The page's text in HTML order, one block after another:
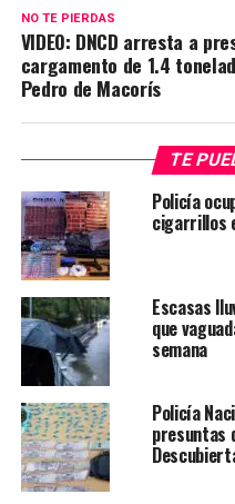
NO TE PIERDAS
VIDEO: DNCD arresta a
cargamento de 1.4
Pedro de Macorís
TE
Policía
cigarrillos
Escasas
que
semana
Policía
presuntas